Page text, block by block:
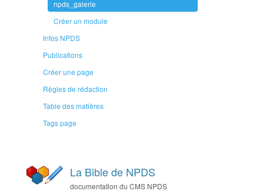
npds_galerie
Créer un module
Infos NPDS
Publications
Créer une page
Règles de rédaction
Table des matières
Tags page
La Bible de NPDS
documentation du CMS NPDS